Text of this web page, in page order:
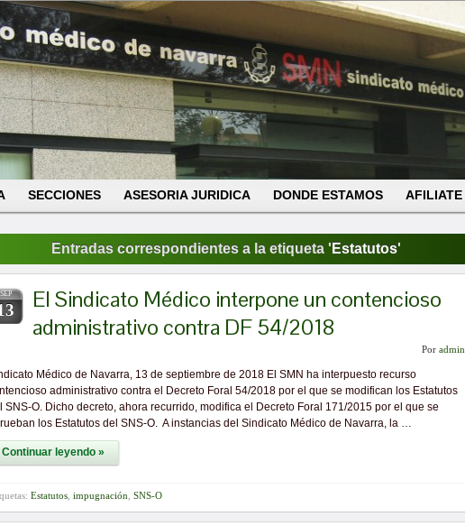
SECCIONES ASESORIA JURIDICA DONDE ESTAMOS AFILIATE
Entradas correspondientes a la etiqueta ' Estatutos'
SEP
El Sindicato Médico interpone un contencioso
administrativo contra DF 54/2018
Por admin
Médico de Navarra, 13 de septiembre de 2018 El SMN ha interpuesto recurso
administrativo contra el Decreto Foral 54/2018 por el que se modifican los Estatutos
SNS-O. Dicho decreto, ahora recurrido, modifica el Decreto Foral 171/2015 por el que se
los Estatutos del SNS-O. A instancias del Sindicato Médico de Navarra, la …
Continuar leyendo »
Estatutos impugnación SNS-O